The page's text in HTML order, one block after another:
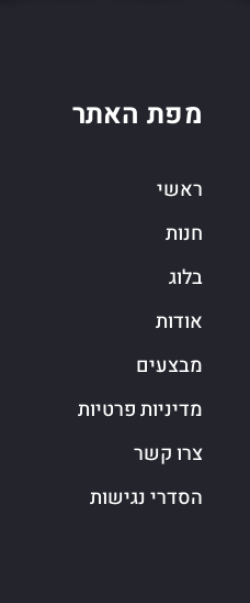
מפת האתר
ראשי
חנות
בלוג
אודות
מבצעים
מדיניות פרטיות
צרו קשר
הסדרי נגישות